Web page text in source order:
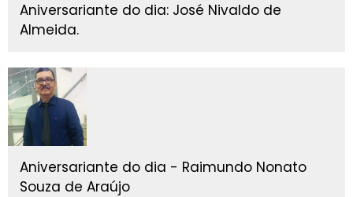
Aniversariante do dia: José Nivaldo de
Almeida.
Aniversariante do dia - Raimundo Nonato
Souza de Araújo